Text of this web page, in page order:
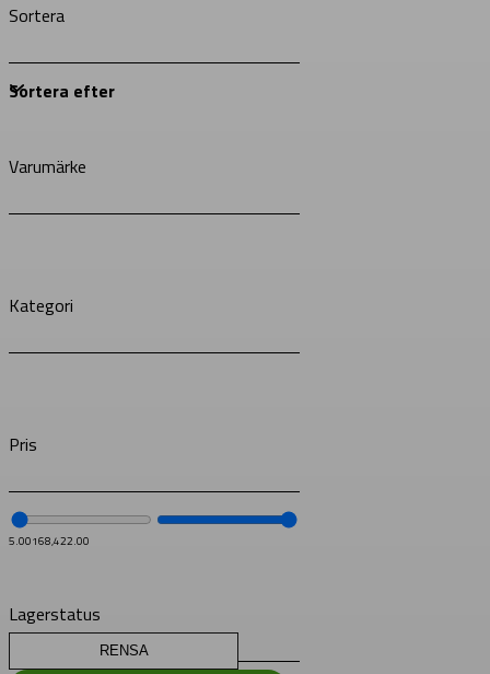
Sortera
Varumärke
Kategori
Pris
5.00168,422.00
Lagerstatus
RENSA